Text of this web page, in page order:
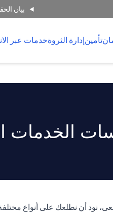
بيان
تأمينإدارة الثروةخدمات عبر
الخدمات
نود أن نطلعك على أنواع